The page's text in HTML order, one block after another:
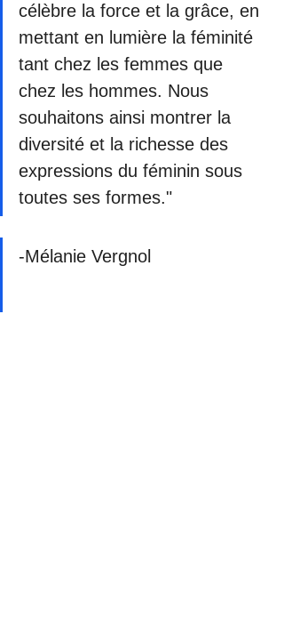
célèbre la force et la grâce, en
mettant en lumière la féminité
tant chez les femmes que
chez les hommes. Nous
souhaitons ainsi montrer la
diversité et la richesse des
expressions du féminin sous
toutes ses formes."
-Mélanie Vergnol